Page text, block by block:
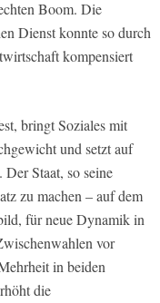
Boom. Die
Dienst konnte so durch
kompensiert
bringt Soziales mit
und setzt auf
Staat, so seine
zu machen – auf dem
für neue Dynamik in
vor
in beiden
die